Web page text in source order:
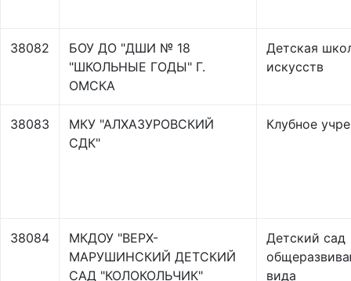
38082
БОУ ДО "ДШИ № 18
"ШКОЛЬНЫЕ ГОДЫ" Г.
ОМСКА
Детская
искусств
38083
МКУ "АЛХАЗУРОВСКИЙ
СДК"
Клубное
38084
МКДОУ "ВЕРХ-
МАРУШИНСКИЙ ДЕТСКИЙ
САД "КОЛОКОЛЬЧИК"
Детский сад
вида